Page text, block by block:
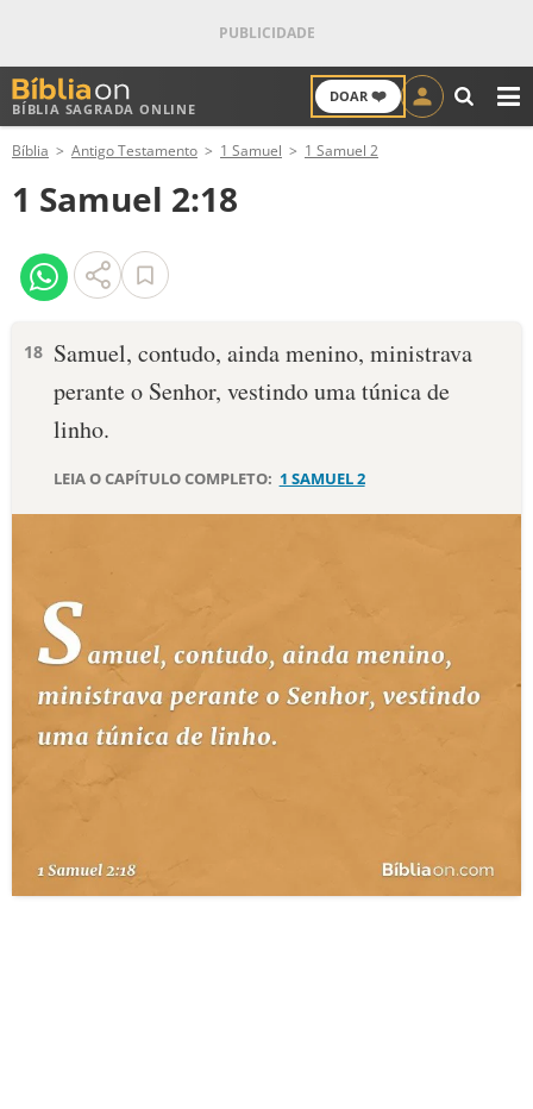
BÍBLIA SAGRADA ONLINE
DOAR ❤️
ANTIGO TESTAMENTO
NOVO TESTAMENTO
VERSÍCULOS
PALAVRA DO DIA
DEVOCIONAL DIÁRIO
ESTUDOS BÍBLICOS
ESBOÇOS DE PREGAÇÃO
TERMO BÍBLICO
Bíblia Antigo Testamento 1 Samuel 1 Samuel 2
1 Samuel 2:18
18 Samuel, contudo, ainda menino, ministrava
perante o Senhor, vestindo uma túnica de
linho.
LEIA O CAPÍTULO COMPLETO: 1 SAMUEL 2